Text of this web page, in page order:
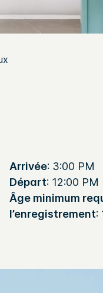
Arrivée: 3:00 PM
Départ: 12:00 PM
Âge minimum
l’enregistrement: